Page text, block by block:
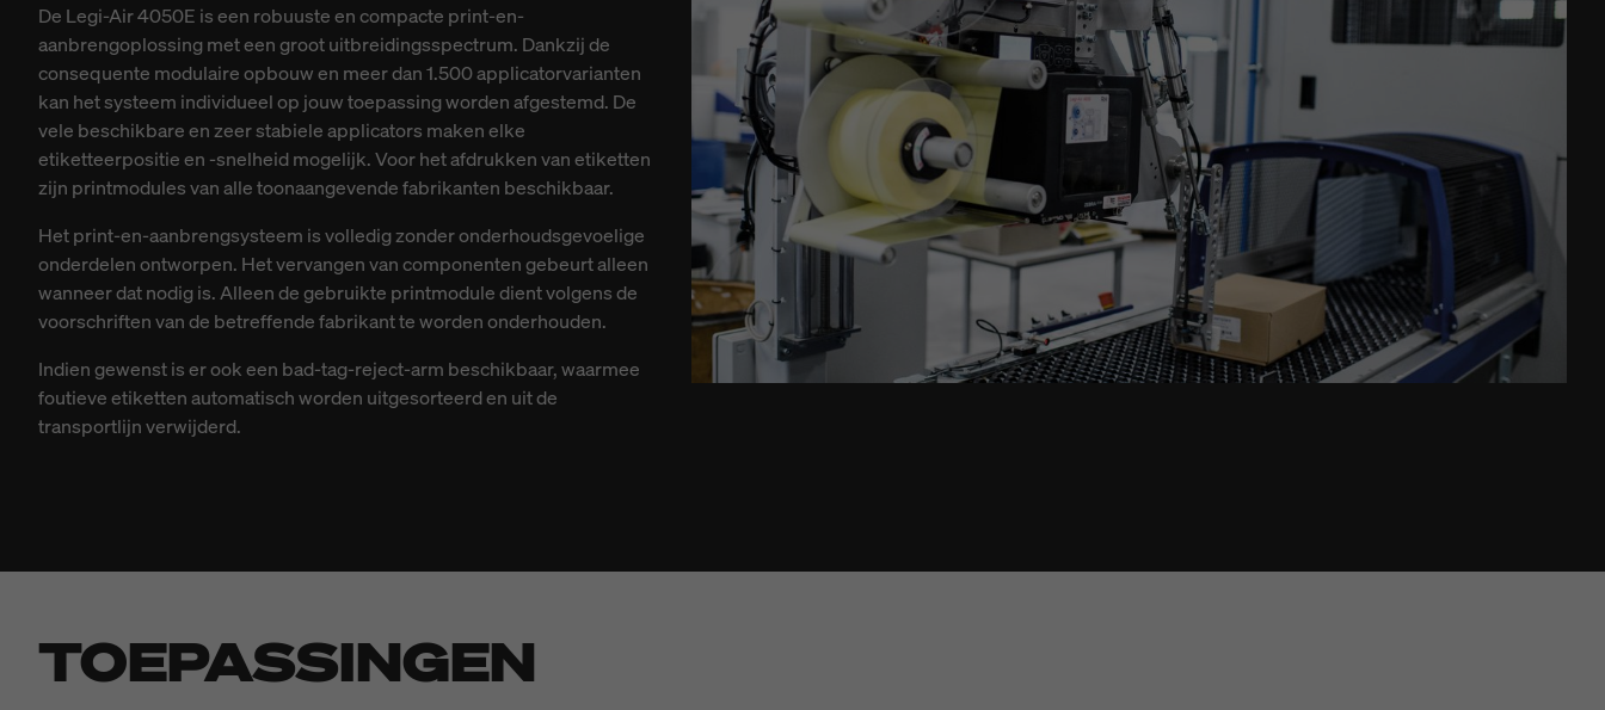
De Legi-Air 4050E is een robuuste en compacte print-en-
aanbrengoplossing met een groot uitbreidingsspectrum. Dankzij de
consequente modulaire opbouw en meer dan 1.500 applicatorvarianten
kan het systeem individueel op jouw toepassing worden afgestemd. De
vele beschikbare en zeer stabiele applicators maken elke
etiketteerpositie en -snelheid mogelijk. Voor het afdrukken van etiketten
zijn printmodules van alle toonaangevende fabrikanten beschikbaar.
Het print-en-aanbrengsysteem is volledig zonder onderhoudsgevoelige
onderdelen ontworpen. Het vervangen van componenten gebeurt alleen
wanneer dat nodig is. Alleen de gebruikte printmodule dient volgens de
voorschriften van de betreffende fabrikant te worden onderhouden.
Indien gewenst is er ook een bad-tag-reject-arm beschikbaar, waarmee
foutieve etiketten automatisch worden uitgesorteerd en uit de
transportlijn verwijderd.
TOEPASSINGEN